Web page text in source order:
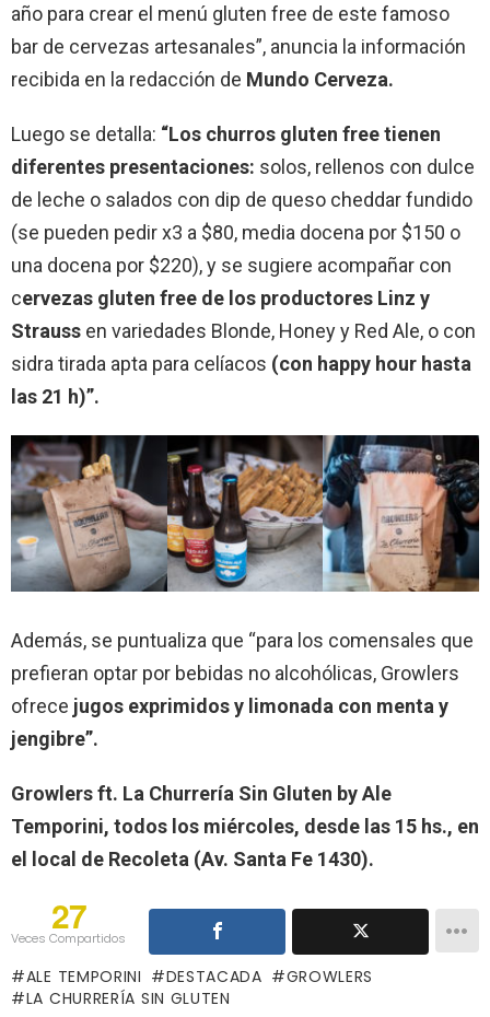
año para crear el menú gluten free de este famoso
bar de cervezas artesanales”, anuncia la información
recibida en la redacción de Mundo Cerveza.
Luego se detalla: “Los churros gluten free tienen
diferentes presentaciones: solos, rellenos con dulce
de leche o salados con dip de queso cheddar fundido
(se pueden pedir x3 a $80, media docena por $150 o
una docena por $220), y se sugiere acompañar con
cervezas gluten free de los productores Linz y
Strauss en variedades Blonde, Honey y Red Ale, o con
sidra tirada apta para celíacos (con happy hour hasta
las 21 h)”.
Además, se puntualiza que “para los comensales que
prefieran optar por bebidas no alcohólicas, Growlers
ofrece jugos exprimidos y limonada con menta y
jengibre”.
Growlers ft. La Churrería Sin Gluten by Ale
Temporini, todos los miércoles, desde las 15 hs., en
el local de Recoleta (Av. Santa Fe 1430).
27
Veces Compartidos
ALE TEMPORINI DESTACADA
GROWLERS
LA CHURRERÍA SIN GLUTEN